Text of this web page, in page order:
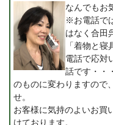
なんでもお
※お電話で
はなく合田
「着物と寝
電話で応対
話です・・
のものに変わりますので
せ。
お客様に気持のよいお買
けております。